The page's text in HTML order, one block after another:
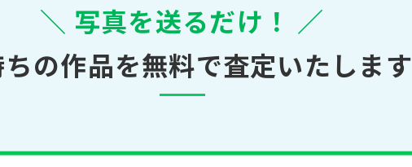
＼ 写真を送るだけ！ ／
の作品を無料で査定いたします